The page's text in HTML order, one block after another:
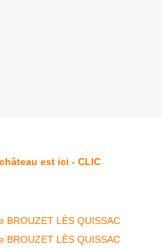
est ici - CLIC